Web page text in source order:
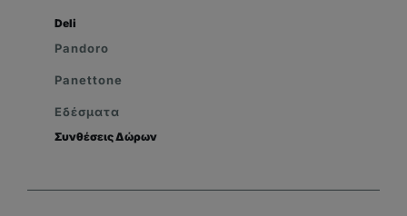
Deli
Pandoro
Panettone
Εδέσματα
Συνθέσεις Δώρων